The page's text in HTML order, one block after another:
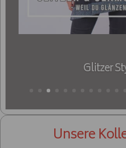
Glitzer
Unsere